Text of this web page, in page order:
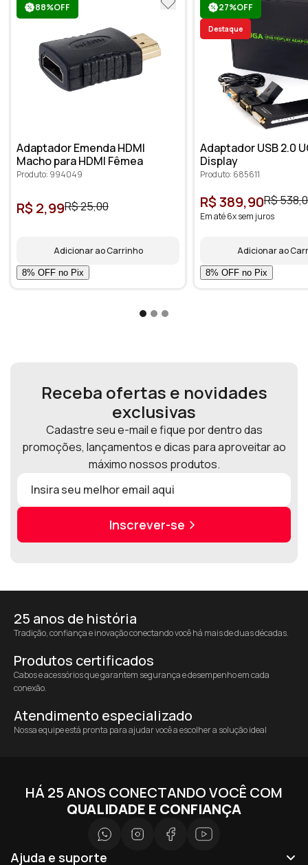
88%OFF
Adaptador Emenda HDMI
Macho para HDMI Fêmea
Produto: 994049
R$ 2,99R$ 25,00
Adicionar ao Carrinho
27%OFF
Destaque
Adaptador USB 2.0
Display
Produto: 685611
R$ 389,90R$
Em até 6x sem juros
Adicionar ao
Receba ofertas e novidades
exclusivas
Cadastre seu e-mail e fique por dentro das
promoções, lançamentos e dicas para aproveitar ao
máximo nossos produtos.
Inscrever-se
25 anos de história
Tradição, confiança e inovação conectando você há mais de duas décadas.
Produtos certificados
Cabos e acessórios que garantem segurança e desempenho em cada
conexão.
Atendimento especializado
Nossa equipe está pronta para ajudar você a escolher a solução ideal
HÁ 25 ANOS CONECTANDO VOCÊ COM
QUALIDADE E CONFIANÇA
Ajuda e suporte